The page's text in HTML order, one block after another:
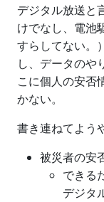
デジタル放送と
けでなし、電池
すらしてない。
し、データのや
こに個人の安否
かない。
書き連ねてよう
被災者の安
できる
デジタ